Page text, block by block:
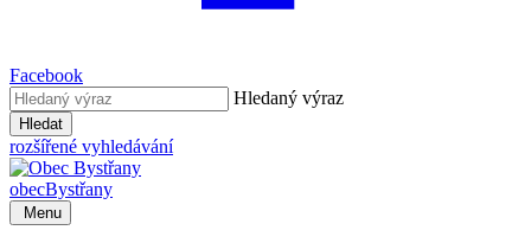
Facebook
Hledaný výraz
Hledat
rozšířené vyhledávání
obecBystřany
Menu